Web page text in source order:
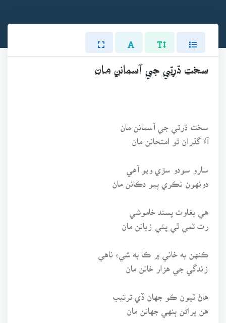
سخت ڌرتي جي آسمانن مان
سخت ڌرتي جي آسمانن مان
آءٌ گذران ٿو امتحانن مان
سارو سودو سڙي ويو آهي
دونهون نڪري پيو دڪانن مان
هي بغاوت پسند خاموشي
رت ٽمي ٿي پئي زبانن مان
ڪنهن به خاني ۾ ڪا به شيءِ ناهي
زندگي جي هزار خانن مان
هاڻ ٽيون ڪو جهان ڏي ترتيب
هن پراڻن ٻنهي جهانن مان